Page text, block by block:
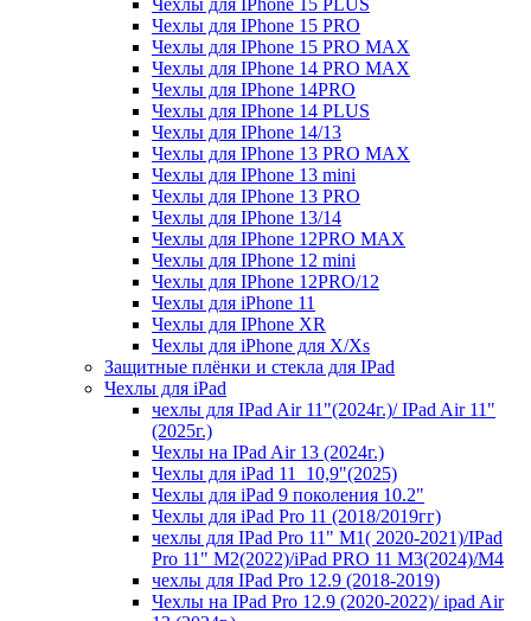
Чехлы для IPhone 15 PRO
Чехлы для IPhone 15 PRO MAX
Чехлы для IPhone 14 PRO MAX
Чехлы для IPhone 14PRO
Чехлы для IPhone 14 PLUS
Чехлы для IPhone 14/13
Чехлы для IPhone 13 PRO MAX
Чехлы для IPhone 13 mini
Чехлы для IPhone 13 PRO
Чехлы для IPhone 13/14
Чехлы для IPhone 12PRO MAX
Чехлы для IPhone 12 mini
Чехлы для IPhone 12PRO/12
Чехлы для iPhone 11
Чехлы для IPhone XR
Чехлы для iPhone для X/Xs
Защитные плёнки и стекла для IPad
Чехлы для iPad
чехлы для IPad Air 11"(2024г.)/ IPad Air 11"
(2025г.)
Чехлы на IPad Air 13 (2024г.)
Чехлы для iPad 11_10,9"(2025)
Чехлы для iPad 9 поколения 10.2"
Чехлы для iPad Pro 11 (2018/2019гг)
чехлы для IPad Pro 11" М1( 2020-2021)/IPad
Pro 11" М2(2022)/iPad PRO 11 M3(2024)/M4
чехлы для IPad Pro 12.9 (2018-2019)
Чехлы на IPad Pro 12.9 (2020-2022)/ ipad Air